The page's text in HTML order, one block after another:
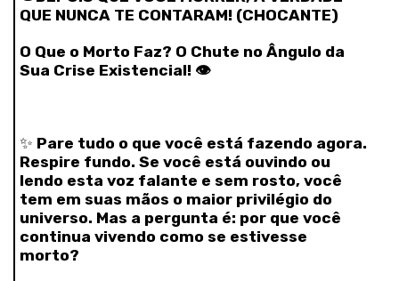
QUE NUNCA TE CONTARAM! (CHOCANTE)
O Que o Morto Faz? O Chute no Ângulo da
Sua Crise Existencial! 👁️
✨ Pare tudo o que você está fazendo agora.
Respire fundo. Se você está ouvindo ou
lendo esta voz falante e sem rosto, você
tem em suas mãos o maior privilégio do
universo. Mas a pergunta é: por que você
continua vivendo como se estivesse
morto?